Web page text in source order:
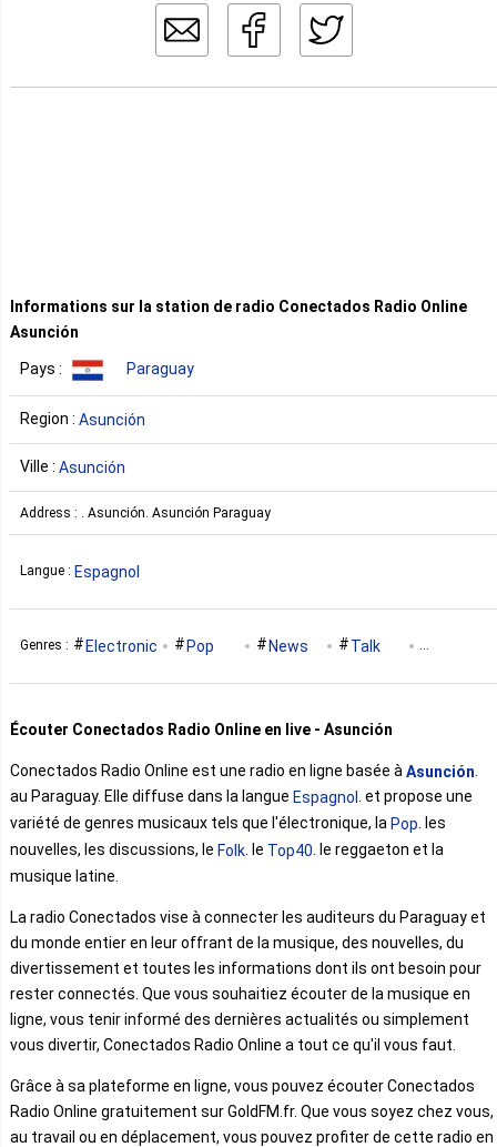
Informations sur la station de radio Conectados Radio Online
Asunción
Pays : Paraguay
Region : Asunción
Ville : Asunción
Address : . Asunción. Asunción Paraguay
Langue : Espagnol
Genres : Electronic Pop News Talk
Écouter Conectados Radio Online en live - Asunción
Conectados Radio Online est une radio en ligne basée à Asunción
au Paraguay. Elle diffuse dans la langue Espagnol . et propose une
variété de genres musicaux tels que l'électronique, la Pop . les
nouvelles, les discussions, le Folk . le Top40 . le reggaeton et la
musique latine.
La radio Conectados vise à connecter les auditeurs du Paraguay et
du monde entier en leur offrant de la musique, des nouvelles, du
divertissement et toutes les informations dont ils ont besoin pour
rester connectés. Que vous souhaitiez écouter de la musique en
ligne, vous tenir informé des dernières actualités ou simplement
vous divertir, Conectados Radio Online a tout ce qu'il vous faut.
Grâce à sa plateforme en ligne, vous pouvez écouter Conectados
Radio Online gratuitement sur GoldFM.fr. Que vous soyez chez vous,
au travail ou en déplacement, vous pouvez profiter de cette radio en